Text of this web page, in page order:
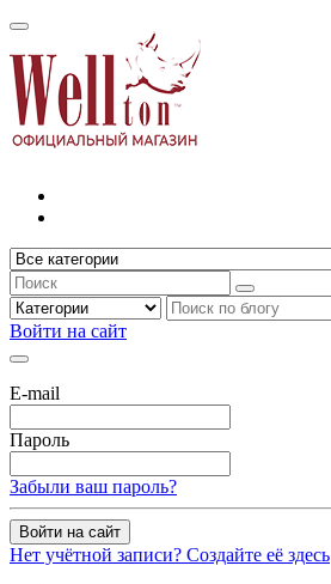
Войти на сайт
E-mail
Пароль
Забыли ваш пароль?
Войти на сайт
Нет учётной записи? Создайте её здесь